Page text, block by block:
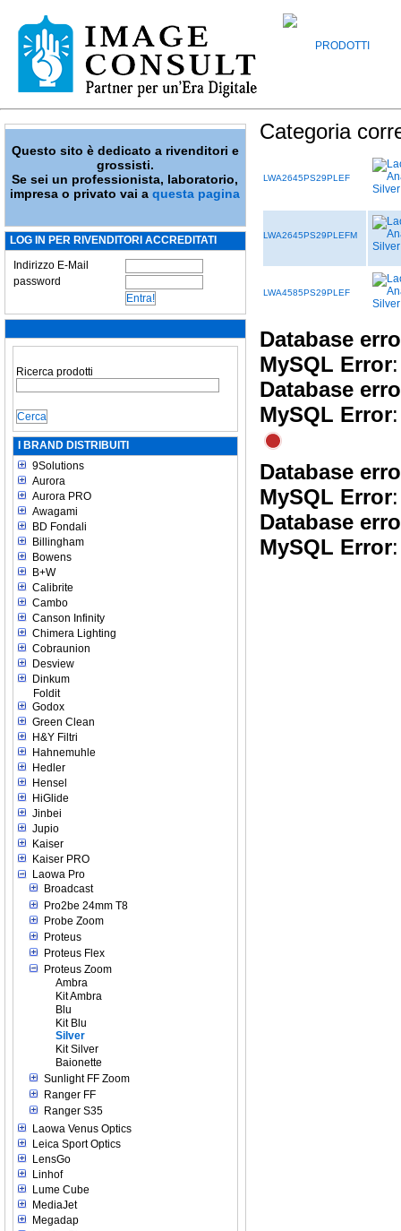
PRODOTTI
Questo sito è dedicato a rivenditori e
grossisti.
Se sei un professionista, laboratorio,
impresa o privato vai aquesta pagina
LOG IN PER RIVENDITORI ACCREDITATI
Indirizzo E-Mail
password
Ricerca prodotti
I BRAND DISTRIBUITI
9Solutions
Aurora
Aurora PRO
Awagami
BD Fondali
Billingham
Bowens
B+W
Calibrite
Cambo
Canson Infinity
Chimera Lighting
Cobraunion
Desview
Dinkum
Foldit
Godox
Green Clean
H&Y Filtri
Hahnemuhle
Hedler
Hensel
HiGlide
Jinbei
Jupio
Kaiser
Kaiser PRO
Laowa Pro
Broadcast
Pro2be 24mm T8
Probe Zoom
Proteus
Proteus Flex
Proteus Zoom
Ambra
Kit Ambra
Blu
Kit Blu
Silver
Kit Silver
Baionette
Sunlight FF Zoom
Ranger FF
Ranger S35
Laowa Venus Optics
Leica Sport Optics
LensGo
Linhof
Lume Cube
MediaJet
Megadap
Categoria
LWA2645PS29PLEF
LWA2645PS29PLEFM
LWA4585PS29PLEF
Database
MySQL Error
Database
MySQL Error
Database
MySQL Error
Database
MySQL Error